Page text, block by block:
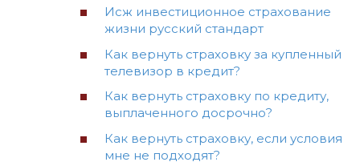
Исж инвестиционное страхование
жизни русский стандарт
Как вернуть страховку за купленный
телевизор в кредит?
Как вернуть страховку по кредиту,
выплаченного досрочно?
Как вернуть страховку, если условия
мне не подходят?